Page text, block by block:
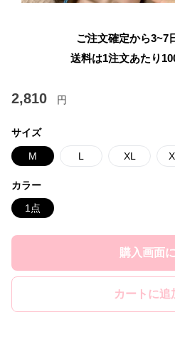
ご注文確定から3~7
送料は1注文あたり
2,810 円
サイズ
M L XL
カラー
1点
購入画面
カートに追